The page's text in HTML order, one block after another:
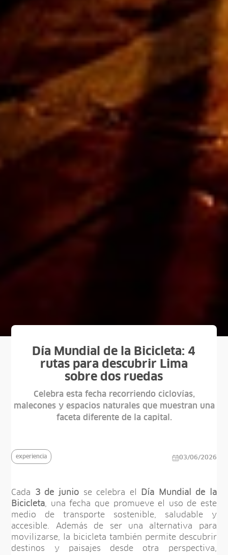
Día Mundial de la Bicicleta: 4
rutas para descubrir Lima
sobre dos ruedas
Celebra esta fecha recorriendo ciclovías,
malecones y espacios naturales que muestran una
faceta diferente de la capital.
experiencia 03/06/2026
Cada 3 de junio se celebra el
Día Mundial de la
Bicicleta , una fecha que promueve el uso de este
medio de transporte sostenible, saludable y
accesible. Además de ser una alternativa para
movilizarse, la bicicleta también permite descubrir
destinos y paisajes desde otra perspectiva,